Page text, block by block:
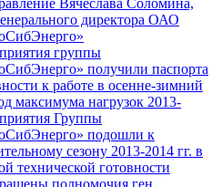
Вячеслава Соломина,
директора ОАО
группы
получили паспорта
к работе в осенне-зимний
максимума нагрузок 2013-
Группы
подошли к
сезону 2013-2014 гг. в
технической готовности